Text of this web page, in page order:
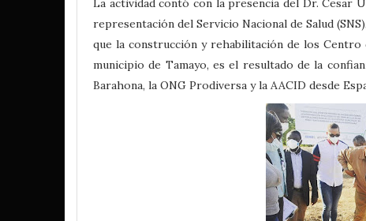
La actividad contó con la presencia del Dr. Cesar
representación del Servicio Nacional de Salud
que la construcción y rehabilitación de los Centro
municipio de Tamayo, es el resultado de la
Barahona, la ONG Prodiversa y la AACID desde